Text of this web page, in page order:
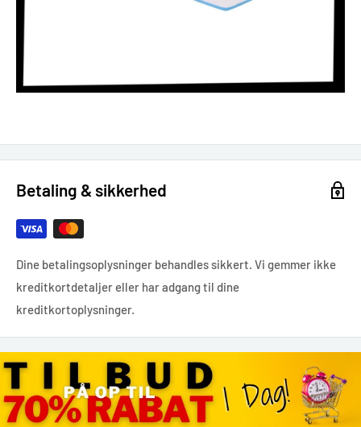
Betaling & sikkerhed
Dine betalingsoplysninger behandles sikkert. Vi gemmer ikke
kreditkortdetaljer eller har adgang til dine
kreditkortoplysninger.